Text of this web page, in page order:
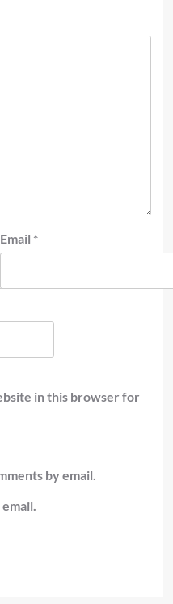
Email *
in this browser for
by email.